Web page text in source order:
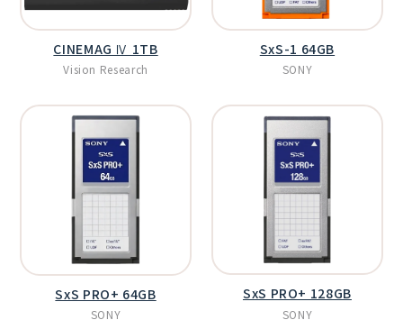
CINEMAG Ⅳ 1TB
Vision Research
SxS-1 64GB
SONY
SxS PRO+ 64GB
SONY
SxS PRO+ 128GB
SONY